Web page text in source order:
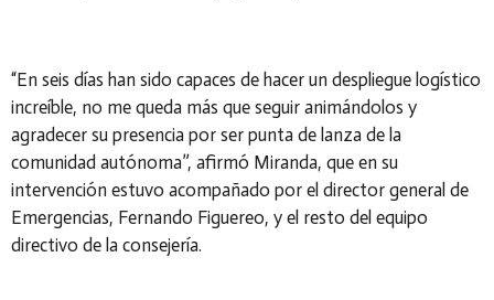
“En seis días han sido capaces de hacer un despliegue logístico
increíble, no me queda más que seguir animándolos y
agradecer su presencia por ser punta de lanza de la
comunidad autónoma”, afirmó Miranda, que en su
intervención estuvo acompañado por el director general de
Emergencias, Fernando Figuereo, y el resto del equipo
directivo de la consejería.